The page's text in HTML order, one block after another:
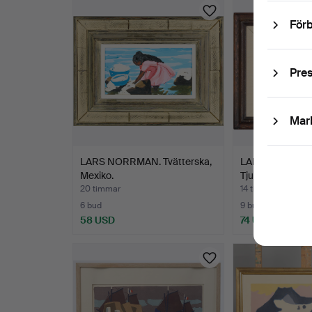
LARS NORRMAN. Tvätterska,
Mexiko.
20 timmar
6 bud
58 USD
LARS
Tjurfäktning.
14 timmar
9 bud
74 USD